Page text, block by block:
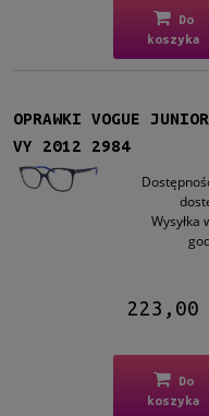
Brązowy/Beżowy
(8)
Czerwony/Bordowy
Złoty(5)
Różowy
(11)
Do
koszyka
OPRAWKI VOGUE JUNIOR
VY 2012 2984
Wysyłka
223,00
Do
koszyka